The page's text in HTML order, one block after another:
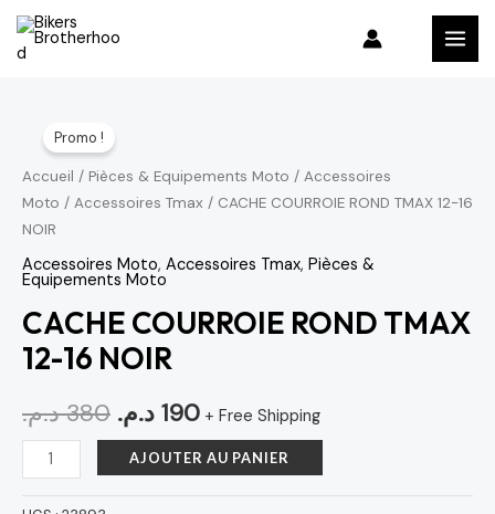
Aller
Promo !
Accueil / Pièces & Equipements Moto / Accessoires
Moto / Accessoires Tmax / CACHE COURROIE ROND TMAX 12-16
NOIR
Accessoires Moto, Accessoires Tmax, Pièces &
Equipements Moto
CACHE COURROIE ROND TMAX
12-16 NOIR
380 د.م.
prix
initial
était :
190 د.م.
prix
actuel
est :
+ Free Shipping
CACHE
COURROIE
ROND
TMAX
12-
16
NOIR
AJOUTER AU PANIER